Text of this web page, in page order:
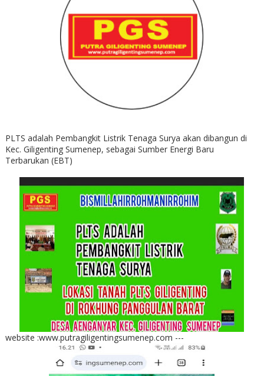
PLTS adalah Pembangkit Listrik Tenaga Surya akan dibangun di
Kec. Giligenting Sumenep, sebagai Sumber Energi Baru
Terbarukan (EBT)
website :www.putragiligentingsumenep.com ---